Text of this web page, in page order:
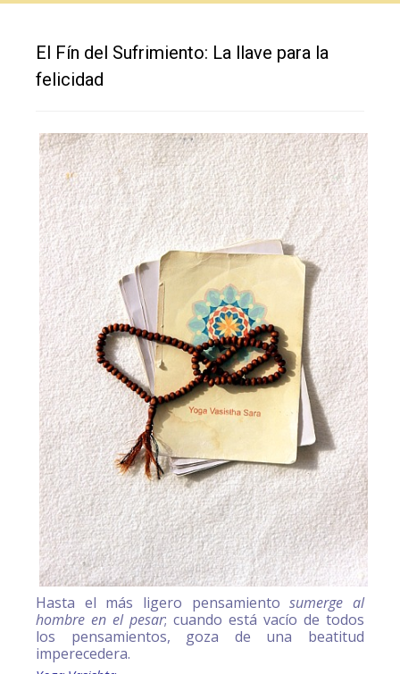
El Fín del Sufrimiento: La llave para la
felicidad
Hasta el más ligero pensamientosumerge al
hombre en el pesar; cuando está vacío de todos
los pensamientos, goza de una beatitud
imperecedera.